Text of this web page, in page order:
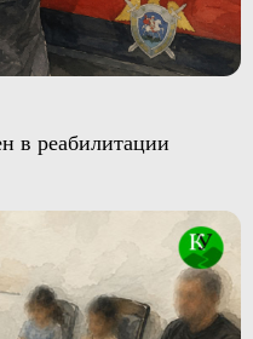
в реабилитации